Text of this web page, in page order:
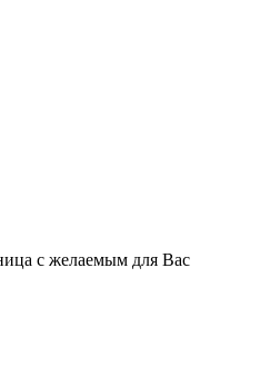
с желаемым для Вас